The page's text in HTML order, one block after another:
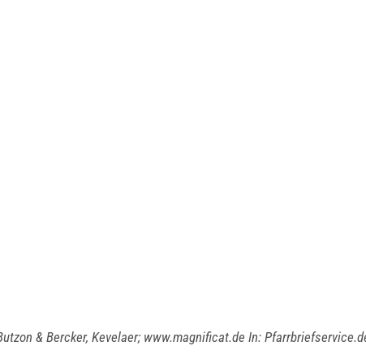
& Bercker, Kevelaer; www.magnificat.de In: